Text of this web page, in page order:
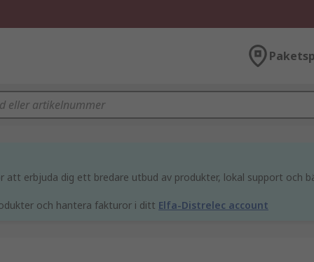
att erbjuda dig ett bredare utbud av produkter, lokal support och
och hantera fakturor i ditt Elfa-Distrelec account